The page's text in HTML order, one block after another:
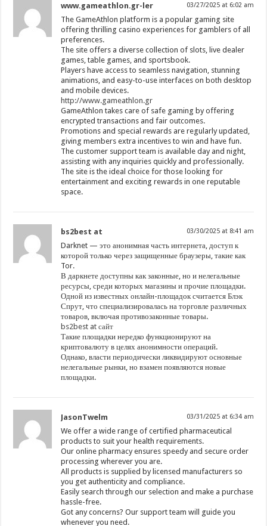
www.gameathlon.gr-ler 03/27/2025 at 6:02 am
The GameAthlon platform is a popular gaming site
offering thrilling casino experiences for gamblers of all
preferences.
The site offers a diverse collection of slots, live dealer
games, table games, and sportsbook.
Players have access to seamless navigation, stunning
animations, and easy-to-use interfaces on both desktop
and mobile devices.
http://www.gameathlon.gr
GameAthlon takes care of safe gaming by offering
encrypted transactions and fair outcomes.
Promotions and special rewards are regularly updated,
giving members extra incentives to win and have fun.
The customer support team is available day and night,
assisting with any inquiries quickly and professionally.
The site is the ideal choice for those looking for
entertainment and exciting rewards in one reputable
space.
bs2best at 03/30/2025 at 8:41 am
Darknet — это анонимная часть интернета, доступ к
которой только через защищенные браузеры, такие как
Tor.
В даркнете доступны как законные, но и нелегальные
ресурсы, среди которых магазины и прочие площадки.
Одной из известных онлайн-площадок считается Блэк
Спрут, что специализировалась на торговле различных
товаров, включая противозаконные товары.
bs2best at сайт
Такие площадки нередко функционируют на
криптовалюту в целях анонимности операций.
Однако, власти периодически ликвидируют основные
нелегальные рынки, но взамен появляются новые
площадки.
JasonTwelm 03/31/2025 at 6:34 am
We offer a wide range of certified pharmaceutical
products to suit your health requirements.
Our online pharmacy ensures speedy and secure order
processing wherever you are.
All products is supplied by licensed manufacturers so
you get authenticity and compliance.
Easily search through our selection and make a purchase
hassle-free.
Got any concerns? Our support team will guide you
whenever you need.